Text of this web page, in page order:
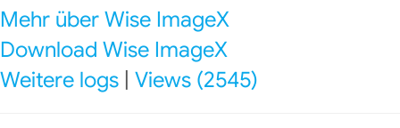
Mehr über Wise ImageX
Download Wise ImageX
Weitere logs Views (2545)